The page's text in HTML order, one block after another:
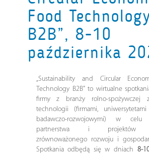
Food
B2B”, 8-10
października
„Sustainability and Circular
Technology B2B” to wirtualne
firmy z branży rolno-spożywczej
technologii (firmami,
badawczo-rozwojowymi) w celu
partnerstwa i projektów
zrównoważonego rozwoju i
Spotkania odbędą się w dniach 8-